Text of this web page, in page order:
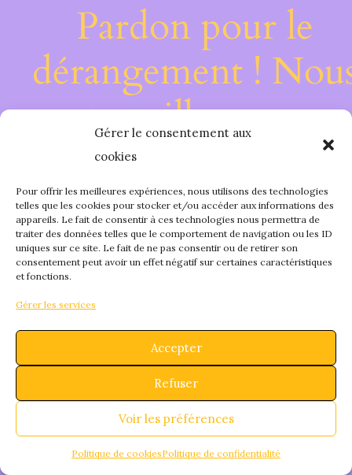
Gérer le consentement aux
cookies
Pour offrir les meilleures expériences, nous utilisons des technologies
telles que les cookies pour stocker et/ou accéder aux informations des
appareils. Le fait de consentir à ces technologies nous permettra de
traiter des données telles que le comportement de navigation ou les ID
uniques sur ce site. Le fait de ne pas consentir ou de retirer son
consentement peut avoir un effet négatif sur certaines caractéristiques
et fonctions.
Gérer les services
Accepter
Refuser
Voir les préférences
Politique de cookiesPolitique de confidentialité
Pardon pour le
dérangement !
travaillons sur
quelque chose de
fantastique –
bientôt !